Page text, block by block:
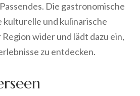
Die gastronomische
und kulinarische
wider und lädt dazu ein,
zu entdecken.